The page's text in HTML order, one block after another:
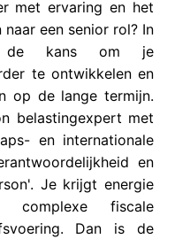
met ervaring en het
een senior rol? In
de kans om je
te ontwikkelen en
op de lange termijn.
belastingexpert met
en internationale
en
Je krijgt energie
fiscale
Dan is de